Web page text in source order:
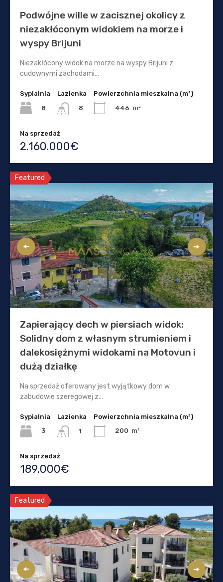
Podwójne wille w zacisznej okolicy z
niezakłóconym widokiem na morze i
wyspy Brijuni
Niezakłócony widok na morze na wyspy Brijuni z
cudownymi zachodami…
Sypialnia
8
Lazienka
8
Powierzchnia mieszkalna (m²)
446 m²
Na sprzedaż
2.160.000€
Featured
Zapierający dech w piersiach widok:
Solidny dom z własnym strumieniem i
dalekosiężnymi widokami na Motovun i
dużą działkę
Na sprzedaż oferowany jest wyjątkowy dom w
zabudowie szeregowej z…
Sypialnia
3
Lazienka
1
Powierzchnia mieszkalna (m²)
200 m²
Na sprzedaż
189.000€
Featured